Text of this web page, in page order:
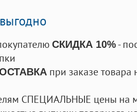
СКИДКА 10%-
при заказе
СПЕЦИАЛЬНЫЕ цены на